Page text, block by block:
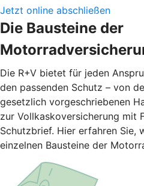
Jetzt online abschließen
Die Bausteine der
Die R+V bietet für jeden
den passenden Schutz – von
gesetzlich vorgeschriebenen
zur Vollkaskoversicherung mit
Schutzbrief. Hier erfahren Sie,
einzelnen Bausteine der